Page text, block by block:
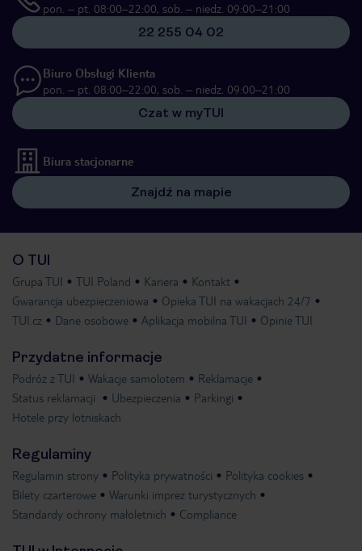
pon. – pt. 08:00–22:00, sob. – niedz. 09:00–21:00
22 255 04 02
Biuro Obsługi Klienta
pon. – pt. 08:00–22:00, sob. – niedz. 09:00–21:00
Czat w myTUI
Biura stacjonarne
Znajdź na mapie
O TUI
Grupa TUI TUI Poland Kariera
Kontakt
Gwarancja ubezpieczeniowa
Opieka TUI na wakacjach 24/7
TUI.cz
Dane osobowe Aplikacja mobilna TUI Opinie TUI
Przydatne informacje
Podróż z TUI Wakacje samolotem
Reklamacje
Status reklamacji
Ubezpieczenia
Parkingi
Hotele przy lotniskach
Regulaminy
Regulamin strony Polityka prywatności
Polityka cookies
Bilety czarterowe
Warunki imprez turystycznych
Standardy ochrony małoletnich
Compliance